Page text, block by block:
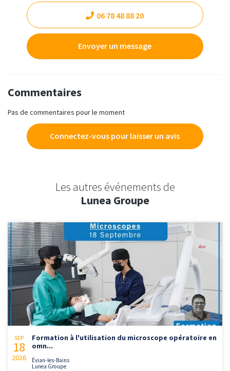
06 78 48 88 20
Envoyer un message
Commentaires
Pas de commentaires pour le moment
Connectez-vous pour laisser un avis
Les autres événements de
Lunea Groupe
SEP
18
2026
Formation à l'utilisation du microscope opératoire en
omn...
Évian-les-Bains
Lunea Groupe